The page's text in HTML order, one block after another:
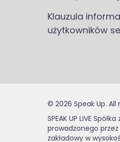
Klauzula
użytkowników
© 2026 Speak Up.
SPEAK UP LIVE
prowadzonego przez
zakładowy w